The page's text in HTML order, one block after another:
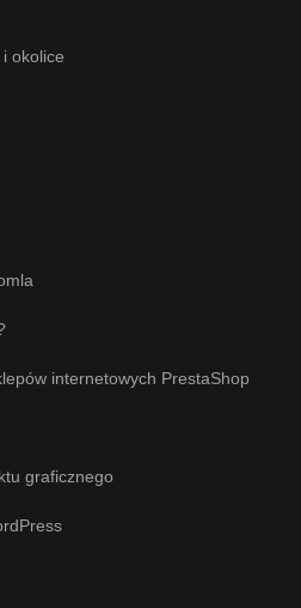
okolice
internetowych PrestaShop
graficznego